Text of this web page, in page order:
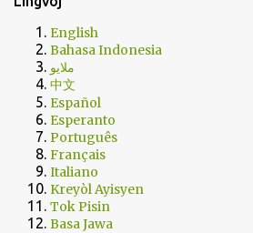
English
Bahasa Indonesia
ملايو
中文
Español
Esperanto
Português
Français
Italiano
Kreyòl Ayisyen
Tok Pisin
Basa Jawa